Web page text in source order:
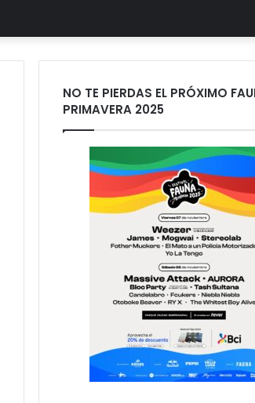
NO TE PIERDAS EL PRÓXIMO
PRIMAVERA 2025